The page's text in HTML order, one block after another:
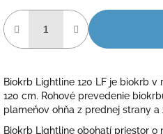
Biokrb Lightline 120 LF je biokrb
120 cm. Rohové prevedenie
plameňov ohňa z prednej strany a
Biokrb Lightline obohatí priestor